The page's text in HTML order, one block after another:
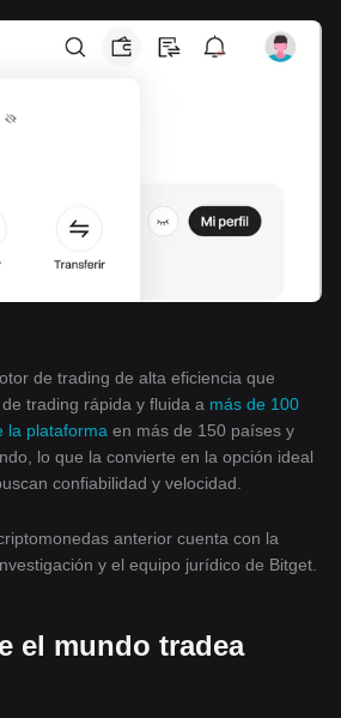
de trading de alta eficiencia que
trading rápida y fluida a más de 100
la plataforma en más de 150 países y
lo que la convierte en la opción ideal
confiabilidad y velocidad.
anterior cuenta con la
y el equipo jurídico de Bitget.
el mundo tradea